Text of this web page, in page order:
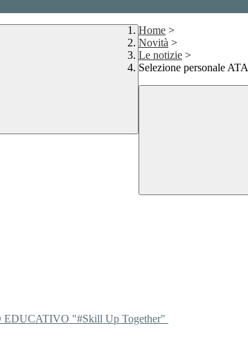
Home >
Novità >
Le notizie >
Selezione personale ATA
"#Skill Up Together"